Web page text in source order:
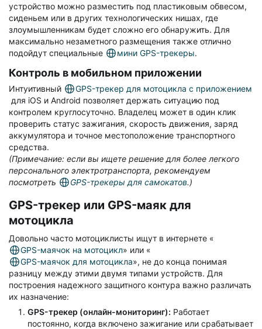
устройство можно разместить под пластиковым обвесом,
сиденьем или в других технологических нишах, где
злоумышленникам будет сложно его обнаружить. Для
максимально незаметного размещения также отлично
подойдут специальные
мини GPS-трекеры.
Контроль в мобильном приложении
Интуитивный
GPS-трекер для мотоцикла с приложением
для iOS и Android позволяет держать ситуацию под
контролем круглосуточно. Владелец может в один клик
проверить статус зажигания, скорость движения, заряд
аккумулятора и точное местоположение транспортного
средства.
(Примечание: если вы ищете решение для более легкого
персонального электротранспорта, рекомендуем
посмотреть
GPS-трекеры для самокатов.)
GPS-трекер или GPS-маяк для
мотоцикла
Довольно часто мотоциклисты ищут в интернете «
GPS-маячок на мотоцикл» или «
GPS-маячок для мотоцикла», не до конца понимая
разницу между этими двумя типами устройств. Для
построения надежного защитного контура важно различать
их назначение:
GPS-трекер (онлайн-мониторинг): Работает
постоянно, когда включено зажигание или срабатывает